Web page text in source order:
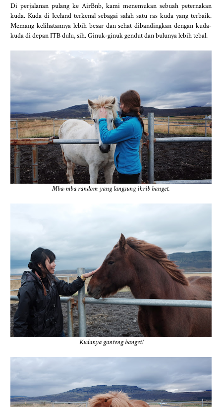
Di perjalanan pulang ke AirBnb, kami menemukan sebuah peternakan
kuda. Kuda di Iceland terkenal sebagai salah satu ras kuda yang terbaik.
Memang kelihatannya lebih besar dan sehat dibandingkan dengan kuda-
kuda di depan ITB dulu, sih. Ginuk-ginuk gendut dan bulunya lebih tebal.
Mba-mba random yang langsung ikrib banget.
Kudanya ganteng banget!